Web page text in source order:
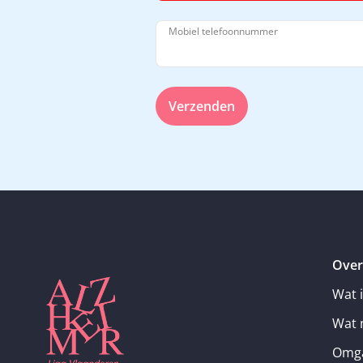
Mobiel telefoonnummer
Verzenden
Wat
Wat